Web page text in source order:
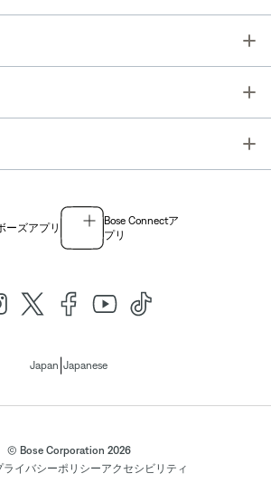
ーズアプリ
Bose Connectア
プリ
Japan Japanese
© Bose Corporation 2026
ライバシーポリシーアクセシビリティ